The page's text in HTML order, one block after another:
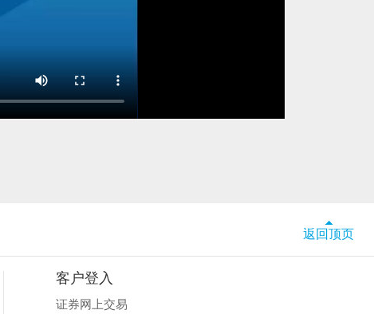
返回顶页
客户登入
证券网上交易